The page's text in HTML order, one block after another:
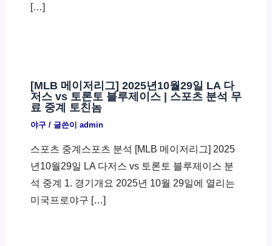
[…]
[MLB 메이저리그] 2025년10월29일 LA 다
저스 vs 토론토 블루제이스 | 스포츠 분석 무
료 중계 토친놈
야구/ 글쓴이 admin
스포츠 중계스포츠 분석 [MLB 메이저리그] 2025
년10월29일 LA 다저스 vs 토론토 블루제이스 분
석 중계 1. 경기개요 2025년 10월 29일에 열리는
미국프로야구 […]